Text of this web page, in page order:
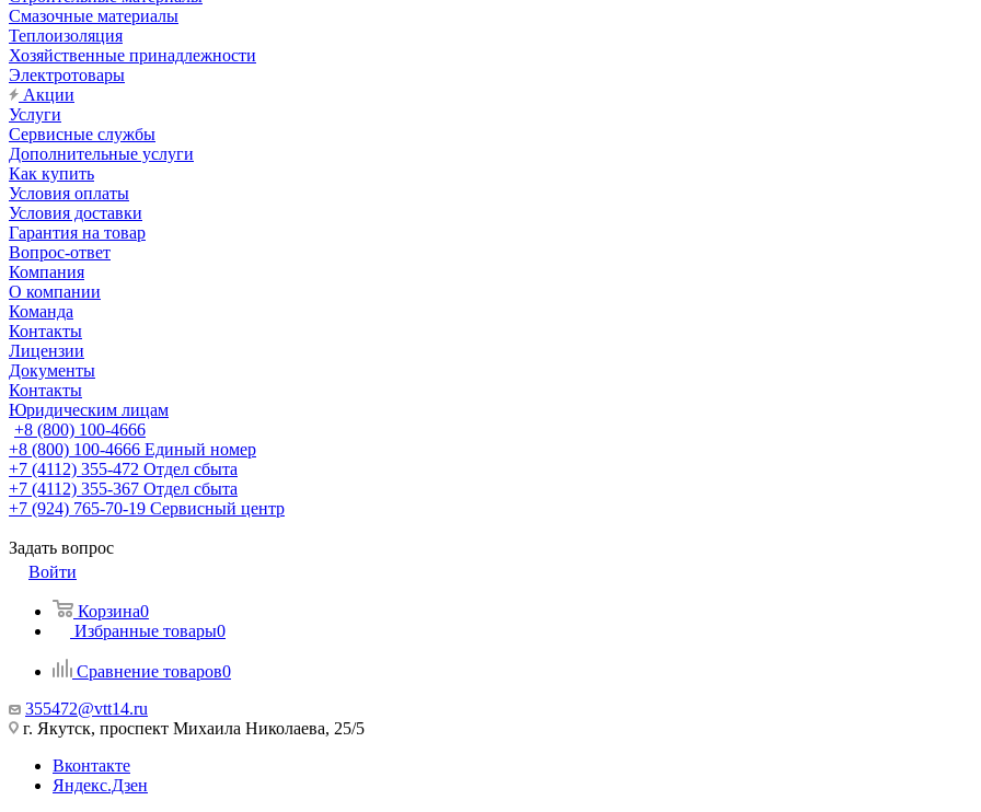
Смазочные материалы
Теплоизоляция
Хозяйственные принадлежности
Электротовары
Акции
Услуги
Сервисные службы
Дополнительные услуги
Как купить
Условия оплаты
Условия доставки
Гарантия на товар
Вопрос-ответ
Компания
О компании
Команда
Контакты
Лицензии
Документы
Контакты
Юридическим лицам
+8 (800) 100-4666
+8 (800) 100-4666 Единый номер
+7 (4112) 355-472 Отдел сбыта
+7 (4112) 355-367 Отдел сбыта
+7 (924) 765-70-19 Сервисный центр
Задать вопрос
Войти
Корзина0
Избранные товары0
Сравнение товаров0
355472@vtt14.ru
г. Якутск, проспект Михаила Николаева, 25/5
Вконтакте
Яндекс.Дзен